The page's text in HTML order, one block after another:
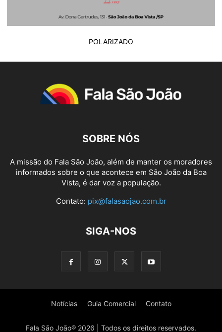
POLARIZADO
SOBRE NÓS
A missão do Fala São João, além de manter os moradores
informados sobre o que acontece em São João da Boa
Vista, é dar voz a população.
Contato: pix@falasaojao.com.br
SIGA-NOS
Notícias Guia Comercial Contato
Fala São João® 2026 | Todos os direitos reservados.